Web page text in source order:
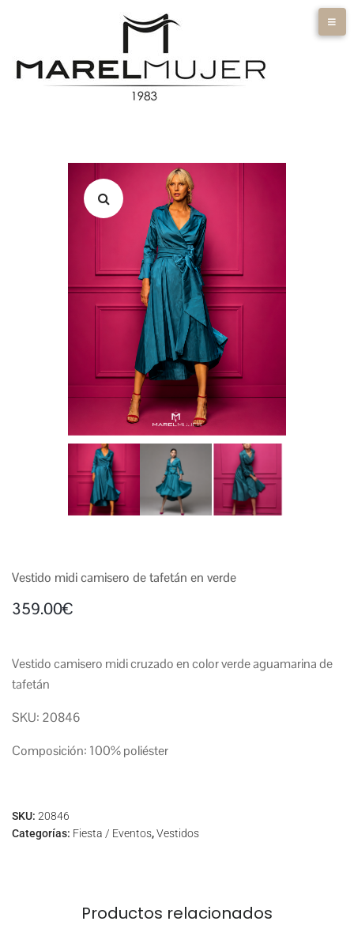
Vestido midi camisero de tafetán en verde
359.00€
Vestido camisero midi cruzado en color verde aguamarina de
tafetán
SKU: 20846
Composición: 100% poliéster
SKU: 20846
Categorías: Fiesta / Eventos,Vestidos
Productos relacionados